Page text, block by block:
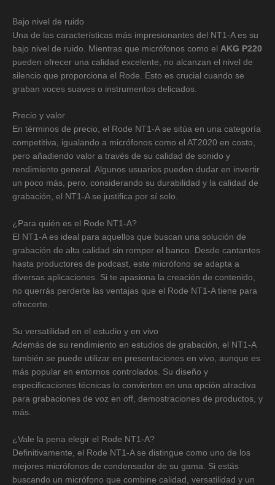
Bajo nivel de ruido
Una de las características más impresionantes del NT1-A es su
bajo nivel de ruido. Mientras que micrófonos como el AKG P220
pueden ofrecer una calidad excelente, no alcanzan el nivel de
silencio que proporciona el Rode. Esto es crucial cuando se
graban voces suaves o instrumentos delicados.
Precio y valor
En términos de precio, el Rode NT1-A se sitúa en una categoría
competitiva, igualando a micrófonos como el AT2020 en costo,
pero añadiendo valor a través de su calidad de sonido y
rendimiento general. Algunos usuarios pueden dudar en invertir
un poco más, pero, considerando su durabilidad y la calidad de
grabación, el NT1-A se justifica por sí solo.
¿Para quién es el Rode NT1-A?
El NT1-A es ideal para aquellos que buscan una solución de
grabación de alta calidad sin romper el banco. Desde cantantes
hasta productores de podcast, este micrófono se adapta a
diversas aplicaciones. Si te apasiona la creación de contenido,
no querrás perderte las ventajas que el Rode NT1-A tiene para
ofrecerte.
Su versatilidad en el estudio y en vivo
Además de su rendimiento en estudios de grabación, el NT1-A
también se puede utilizar en presentaciones en vivo, aunque es
más popular en entornos controlados. Su diseño y
especificaciones técnicas lo convierten en una opción atractiva
para grabaciones de voz en off, demostraciones de productos, y
más.
¿Vale la pena elegir el Rode NT1-A?
Definitivamente, el Rode NT1-A se distingue como uno de los
mejores micrófonos de condensador de su gama. Si estás
buscando un micrófono que combine calidad, versatilidad y un